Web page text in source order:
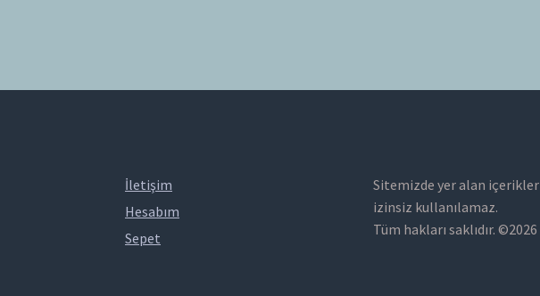
İletişim
Hesabım
Sepet
Sitemizde yer alan içerikler
izinsiz kullanılamaz.
Tüm hakları saklıdır. ©2026